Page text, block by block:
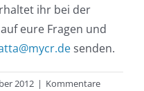
ihr bei der
eure Fragen und
senden.
2012 | Kommentare